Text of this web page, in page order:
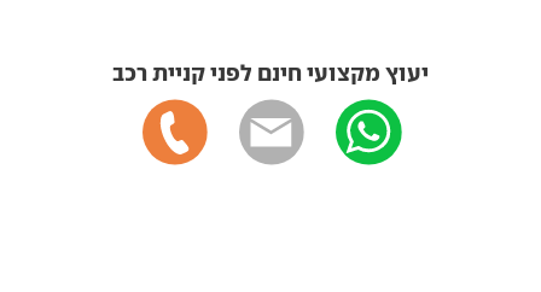
יעוץ מקצועי חינם לפני קניית רכב